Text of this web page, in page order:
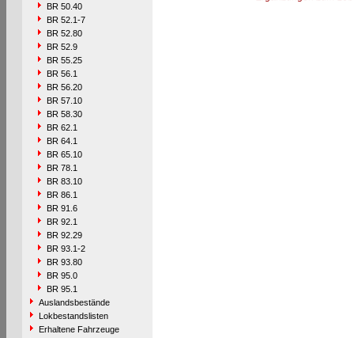
BR 50.40
BR 52.1-7
BR 52.80
BR 52.9
BR 55.25
BR 56.1
BR 56.20
BR 57.10
BR 58.30
BR 62.1
BR 64.1
BR 65.10
BR 78.1
BR 83.10
BR 86.1
BR 91.6
BR 92.1
BR 92.29
BR 93.1-2
BR 93.80
BR 95.0
BR 95.1
Auslandsbestände
Lokbestandslisten
Erhaltene Fahrzeuge